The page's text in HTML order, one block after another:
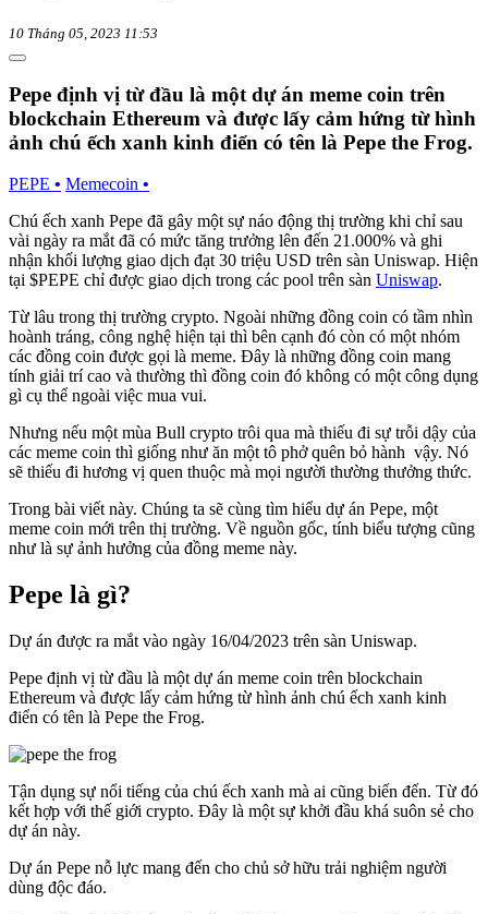
10 Tháng 05, 2023 11:53
Pepe định vị từ đầu là một dự án meme coin trên
blockchain Ethereum và được lấy cảm hứng từ hình
ảnh chú ếch xanh kinh điển có tên là Pepe the Frog.
PEPE • Memecoin •
Chú ếch xanh Pepe đã gây một sự náo động thị trường khi chỉ sau
vài ngày ra mắt đã có mức tăng trưởng lên đến 21.000% và ghi
nhận khối lượng giao dịch đạt 30 triệu USD trên sàn Uniswap. Hiện
tại $PEPE chỉ được giao dịch trong các pool trên sàn Uniswap.
Từ lâu trong thị trường crypto. Ngoài những đồng coin có tầm nhìn
hoành tráng, công nghệ hiện tại thì bên cạnh đó còn có một nhóm
các đồng coin được gọi là meme. Đây là những đồng coin mang
tính giải trí cao và thường thì đồng coin đó không có một công dụng
gì cụ thể ngoài việc mua vui.
Nhưng nếu một mùa Bull crypto trôi qua mà thiếu đi sự trỗi dậy của
các meme coin thì giống như ăn một tô phở quên bỏ hành vậy. Nó
sẽ thiếu đi hương vị quen thuộc mà mọi người thường thưởng thức.
Trong bài viết này. Chúng ta sẽ cùng tìm hiểu dự án Pepe, một
meme coin mới trên thị trường. Về nguồn gốc, tính biểu tượng cũng
như là sự ảnh hưởng của đồng meme này.
Pepe là gì?
Dự án được ra mắt vào ngày 16/04/2023 trên sàn Uniswap.
Pepe định vị từ đầu là một dự án meme coin trên blockchain
Ethereum và được lấy cảm hứng từ hình ảnh chú ếch xanh kinh
điển có tên là Pepe the Frog.
Tận dụng sự nổi tiếng của chú ếch xanh mà ai cũng biến đến. Từ đó
kết hợp với thế giới crypto. Đây là một sự khởi đầu khá suôn sẻ cho
dự án này.
Dự án Pepe nỗ lực mang đến cho chủ sở hữu trải nghiệm người
dùng độc đáo.